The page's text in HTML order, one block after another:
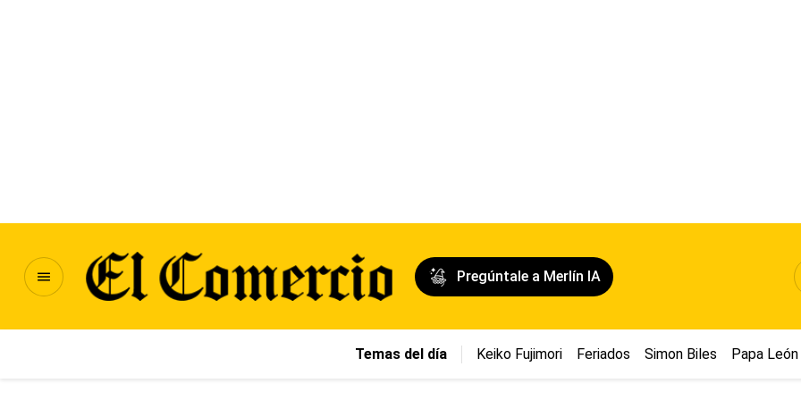
Pregúntale a Merlín IA
Temas del día Keiko Fujimori Feriados Simon Biles Papa